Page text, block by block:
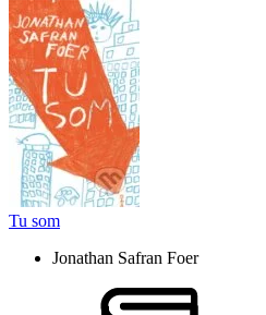
Tu som
Jonathan Safran Foer